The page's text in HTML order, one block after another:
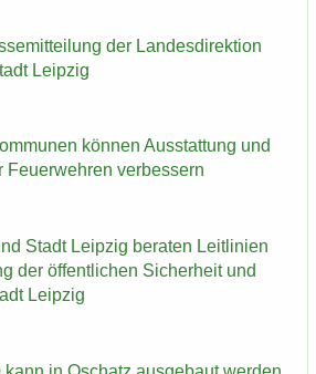
der Lan­des­di­rek­ti­on
Leip­zig
kön­nen Aus­stat­tung und
Feu­er­weh­ren ver­bes­sern
Stadt Leip­zig be­ra­ten Leit­li­ni­en
der öf­fent­li­chen Si­cher­heit und
Leip­zig